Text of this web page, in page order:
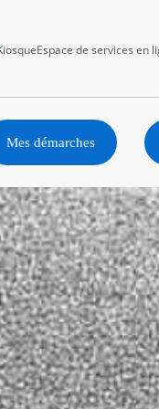
Espace de services en
Mes démarches